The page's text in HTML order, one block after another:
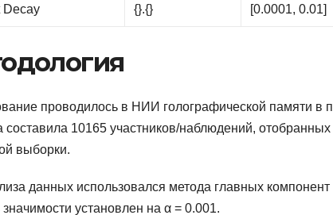
Decay {}.{} [0.0001, 0.01]
проводилось в НИИ голографической памяти в
составила 10165 участников/наблюдений,
выборки.
данных использовался метода главных
установлен на α = 0.001.